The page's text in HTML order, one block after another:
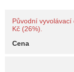
Původní
Kč (26%).
Cena